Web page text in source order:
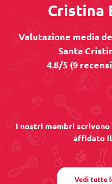
Cristina
Valutazione media
Santa
4.8/5 (9
I nostri membri
affidato il
Vedi tutte